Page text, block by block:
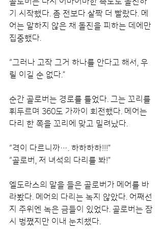
기 시작했다. 좀 전보다 살짝 더 빨랐다. 메
어는 말하지 않은 채 돌진을 피하는 데에만
집중했다.
“그러나 고작 그거 하나를 안다고 해서, 우
릴 이길 순 없다.”
순간 골로버는 경로를 틀었다. 그는 꼬리를
휘두르며 360도 가까이 회전했다. 메어는
다리 한 쪽을 꼬리에 맞고 밀려났다.
“격이 다르니까…. 하하하하!!!”
“골로버, 저 녀석의 다리를 봐!”
엘도라스의 말을 들은 골로버가 메어를 바
라봤다. 메어의 다리는 녹지 않았다. 어째선
지 주위엔 녹은 금들이 있었다. 골로버는 잠
시 벙쪘지만 이내 눈치챘다.